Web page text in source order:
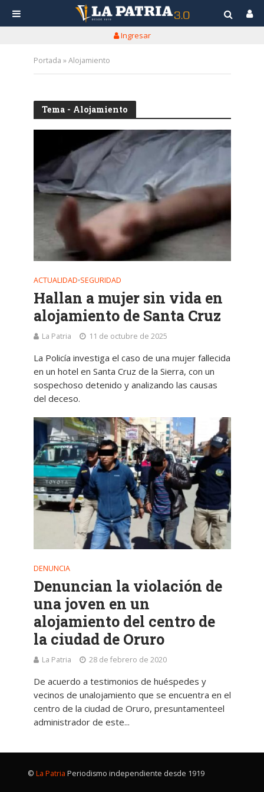
Ingresar
Portada »Alojamiento
Tema - Alojamiento
ACTUALIDAD•SEGURIDAD
Hallan a mujer sin vida en
alojamiento de Santa Cruz
La Patria 11 de octubre de 2025
La Policía investiga el caso de una mujer fallecida
en un hotel en Santa Cruz de la Sierra, con un
sospechoso detenido y analizando las causas
del deceso.
DENUNCIA
Denuncian la violación de
una joven en un
alojamiento del centro de
la ciudad de Oruro
La Patria 28 de febrero de 2020
De acuerdo a testimonios de huéspedes y
vecinos de unalojamiento que se encuentra en el
centro de la ciudad de Oruro, presuntamenteel
administrador de este...
© La Patria Periodismo independiente desde 1919